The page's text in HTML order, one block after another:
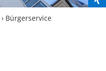
› Bürgerservice